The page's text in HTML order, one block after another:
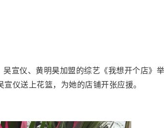
宣仪、黄明昊加盟的综艺《我想开个店》
仪送上花篮，为她的店铺开张应援。